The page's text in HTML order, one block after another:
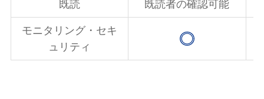
既読 既読者の確認可能
モニタリング・セキ
ュリティ